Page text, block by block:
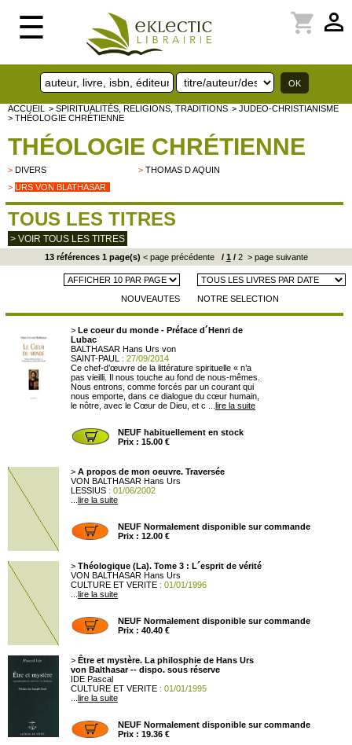
☰ perm_identity
shopping_cart
ACCUEIL > SPIRITUALITÉS, RELIGIONS, TRADITIONS > JUDEO-CHRISTIANISME
> THÉOLOGIE CHRÉTIENNE
THÉOLOGIE CHRÉTIENNE
> DIVERS >THOMAS D AQUIN
> URS VON BLATHASAR
TOUS LES TITRES
> VOIR TOUS LES TITRES
13 références 1 page(s) < page précédente/ 1 /2 > page suivante
NOUVEAUTES NOTRE SELECTION
> Le coeur du monde - Préface d´Henri de
Lubac
BALTHASAR Hans Urs von
SAINT-PAUL
: 27/09/2014
Ce chef-d’œuvre de la littérature spirituelle « n’a
pas vieilli. Il nous touche au fond de nous-mêmes.
Nous entrons, comme forcés par un courant qui
nous emporte, dans ce dialogue du cœur humain,
le nôtre, avec le Cœur de Dieu, et c ... lire la suite
NEUF habituellement en stock
Prix : 15.00 €
> A propos de mon oeuvre. Traversée
VON BALTHASAR Hans Urs
LESSIUS : 01/06/2002
lire la suite
NEUF Normalement disponible sur commande
Prix : 12.00 €
> Théologique (La). Tome 3 : L´esprit de vérité
VON BALTHASAR Hans Urs
CULTURE ET VERITE : 01/01/1996
lire la suite
NEUF Normalement disponible sur commande
Prix : 40.40 €
> Être et mystère. La philosphie de Hans Urs
von Balthasar -- dispo. sous réserve
IDE Pascal
CULTURE ET VERITE : 01/01/1995
lire la suite
NEUF Normalement disponible sur commande
Prix : 19.36 €